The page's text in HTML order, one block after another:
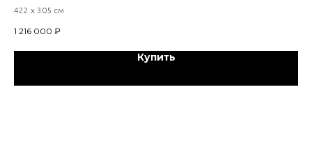
422 х 305 см
1 216 000 ₽
Купить